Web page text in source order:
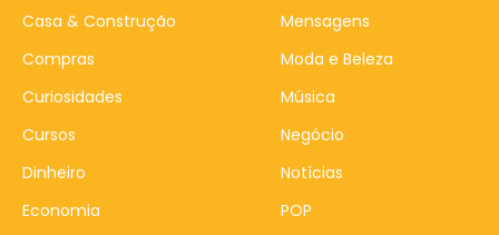
Casa & Construção
Compras
Curiosidades
Cursos
Dinheiro
Economia
Mensagens
Moda e Beleza
Música
Negócio
Notícias
POP